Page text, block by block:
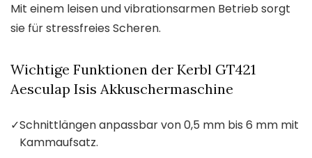
Mit einem leisen und vibrationsarmen Betrieb sorgt
sie für stressfreies Scheren.
Wichtige Funktionen der Kerbl GT421
Aesculap Isis Akkuschermaschine
✓Schnittlängen anpassbar von 0,5 mm bis 6 mm mit
Kammaufsatz.